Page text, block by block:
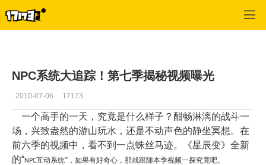
NPC系统大追踪！第七季揭秘视频曝光
2010-07-06 17173
一个高手的一天，究竟是什么样子？酣畅淋漓的战斗一
场，兴致盎然的游山玩水，还是不动声色的静坐冥想。在
前六季的视频中，看不到一点蛛丝马迹。《星辰变》全新
的“NPC互动系统”，如果有好奇心，那就跟随本季视频一探究竟吧。